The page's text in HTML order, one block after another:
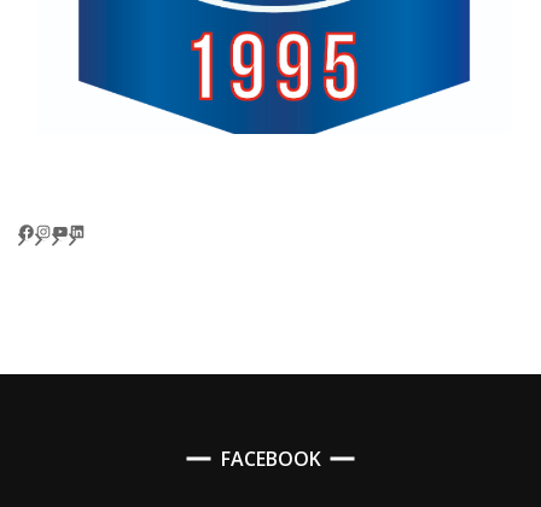
Facebook InstagramYouTube LinkedIn
FACEBOOK